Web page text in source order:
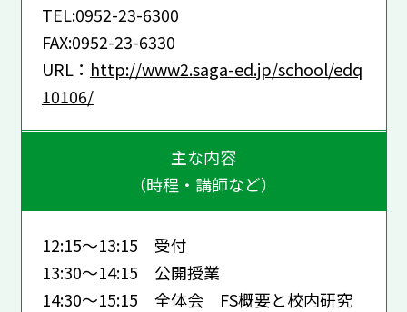
TEL:0952-23-6300
FAX:0952-23-6330
URL： http://www2.saga-ed.jp/school/edq
10106/
主な内容
（時程・講師など）
12:15～13:15 受付
13:30～14:15 公開授業
14:30～15:15 全体会 FS概要と校内研究